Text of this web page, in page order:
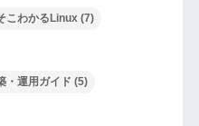
こわかるLinux (7)
・運用ガイド (5)